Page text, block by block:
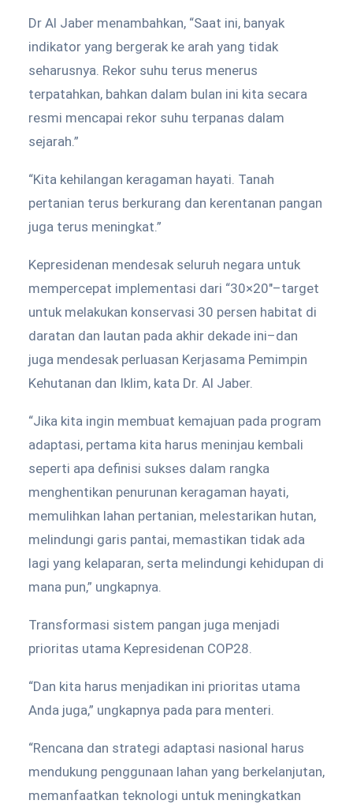
Dr Al Jaber menambahkan, “Saat ini, banyak
indikator yang bergerak ke arah yang tidak
seharusnya. Rekor suhu terus menerus
terpatahkan, bahkan dalam bulan ini kita secara
resmi mencapai rekor suhu terpanas dalam
sejarah.”
“Kita kehilangan keragaman hayati. Tanah
pertanian terus berkurang dan kerentanan pangan
juga terus meningkat.”
Kepresidenan mendesak seluruh negara untuk
mempercepat implementasi dari “30×20″–target
untuk melakukan konservasi 30 persen habitat di
daratan dan lautan pada akhir dekade ini–dan
juga mendesak perluasan Kerjasama Pemimpin
Kehutanan dan Iklim, kata Dr. Al Jaber.
“Jika kita ingin membuat kemajuan pada program
adaptasi, pertama kita harus meninjau kembali
seperti apa definisi sukses dalam rangka
menghentikan penurunan keragaman hayati,
memulihkan lahan pertanian, melestarikan hutan,
melindungi garis pantai, memastikan tidak ada
lagi yang kelaparan, serta melindungi kehidupan di
mana pun,” ungkapnya.
Transformasi sistem pangan juga menjadi
prioritas utama Kepresidenan COP28.
“Dan kita harus menjadikan ini prioritas utama
Anda juga,” ungkapnya pada para menteri.
“Rencana dan strategi adaptasi nasional harus
mendukung penggunaan lahan yang berkelanjutan,
memanfaatkan teknologi untuk meningkatkan